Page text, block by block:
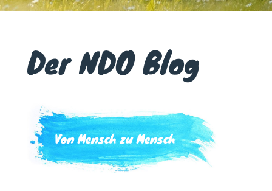
Der NDO Blog
Von Mensch zu Mensch